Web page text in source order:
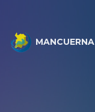
MANCUERNA